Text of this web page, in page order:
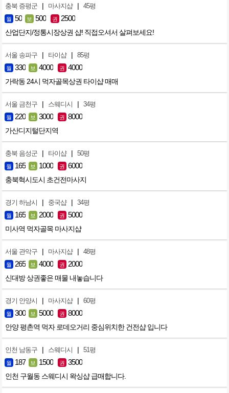
충북 증평군 | 마사지샵 | 45평
월 50 보 500 권 2500
산업단지/정통시장상권 샵! 직접오셔서 살펴보세요!
서울 송파구 | 타이샵 | 85평
월 330 보 4000 권 4000
가락동 24시 먹자골목상권 타이샵 매매
서울 금천구 | 스웨디시 | 34평
월 220 보 3000 권 8000
가산디지털단지역
충북 음성군 | 타이샵 | 50평
월 165 보 1000 권 6000
충북혁시도시 초건전마사지
경기 하남시 | 중국샵 | 34평
월 165 보 2000 권 5000
미사역 먹자골목 마사지샵
서울 관악구 | 마사지샵 | 48평
월 265 보 4000 권 2000
신대방 상권좋은 매물 내놓습니다
경기 안양시 | 마사지샵 | 60평
월 300 보 5000 권 8000
안양 평촌역 먹자 로데오거리 중심위치한 건전샵 입니다
인천 남동구 | 스웨디시 | 51평
월 187 보 1500 권 3500
인천 구월동 스웨디시 왁싱샵 급매합니다.